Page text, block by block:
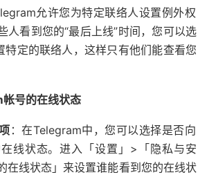
允许您为特定联络人设置例外权
人看到您的“最后上线”时间，您可以选
特定的联络人，这样只有他们能查看您
号的在线状态
：在Telegram中，您可以选择是否向
线状态。进入「设置」>「隐私与安
在线状态」来设置谁能看到您的在线状